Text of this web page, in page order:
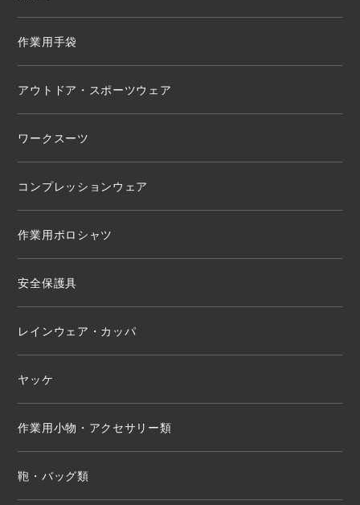
作業用手袋
アウトドア・スポーツウェア
ワークスーツ
コンプレッションウェア
作業用ポロシャツ
安全保護具
レインウェア・カッパ
ヤッケ
作業用小物・アクセサリー類
鞄・バッグ類